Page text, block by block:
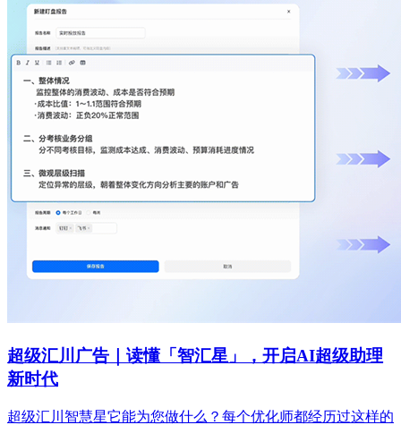
超级汇川广告｜读懂「智汇星」，开启AI超级助理
新时代
超级汇川智慧星它能为您做什么？每个优化师都经历过这样的